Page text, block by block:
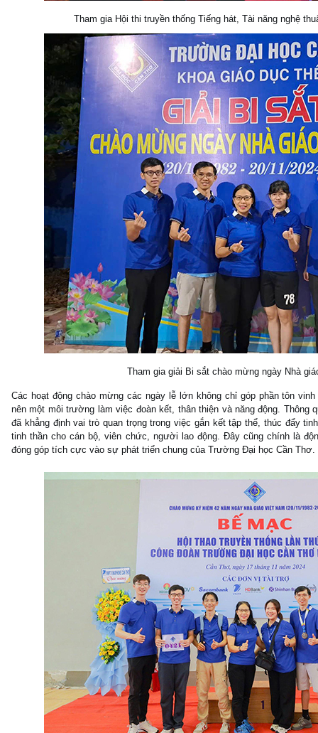
Tham gia Hội thi truyền thống Tiếng hát, Tài năng nghệ
Tham gia giải Bi sắt chào mừng ngày Nhà
Các hoạt động chào mừng các ngày lễ lớn không chỉ góp phần tôn
nên một môi trường làm việc đoàn kết, thân thiện và năng động. Thông
đã khẳng định vai trò quan trọng trong việc gắn kết tập thể, thúc đẩy
tinh thần cho cán bộ, viên chức, người lao động. Đây cũng chính là
đóng góp tích cực vào sự phát triển chung của Trường Đại học Cần Thơ.